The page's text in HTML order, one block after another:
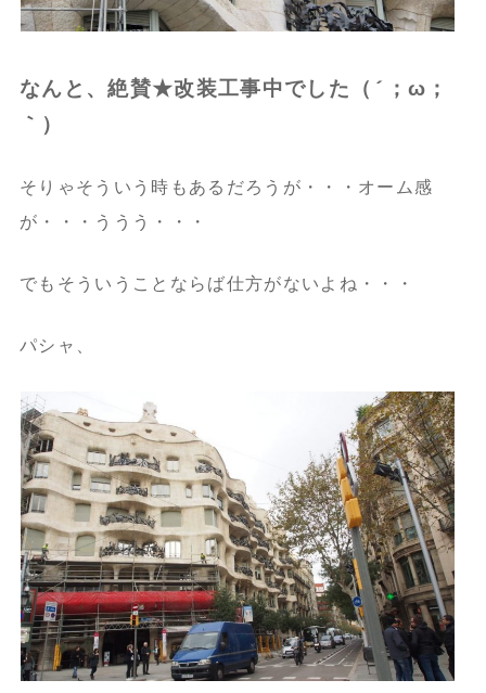
なんと、絶賛★改装工事中でした（´；ω；
｀）
そりゃそういう時もあるだろうが・・・オーム感
が・・・ううう・・・
でもそういうことならば仕方がないよね・・・
パシャ、